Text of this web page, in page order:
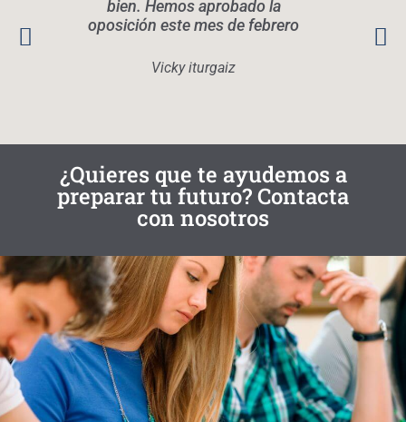
bien. Hemos aprobado la
oposición este mes de febrero
Vicky iturgaiz
¿Quieres que te ayudemos a
preparar tu futuro? Contacta
con nosotros